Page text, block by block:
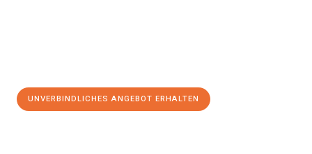
UNVERBINDLICHES ANGEBOT ERHALTEN